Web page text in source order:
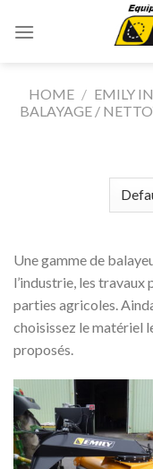
HOME / EMILY
BALAYAGE /
Une gamme de
l’industrie, les
parties agricoles.
choisissez le matériel
proposés.
à